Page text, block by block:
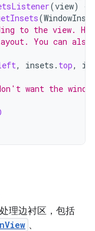
(view) {
(
to the view.
You can
, insets . top,
want the
理边衬区，包括
、